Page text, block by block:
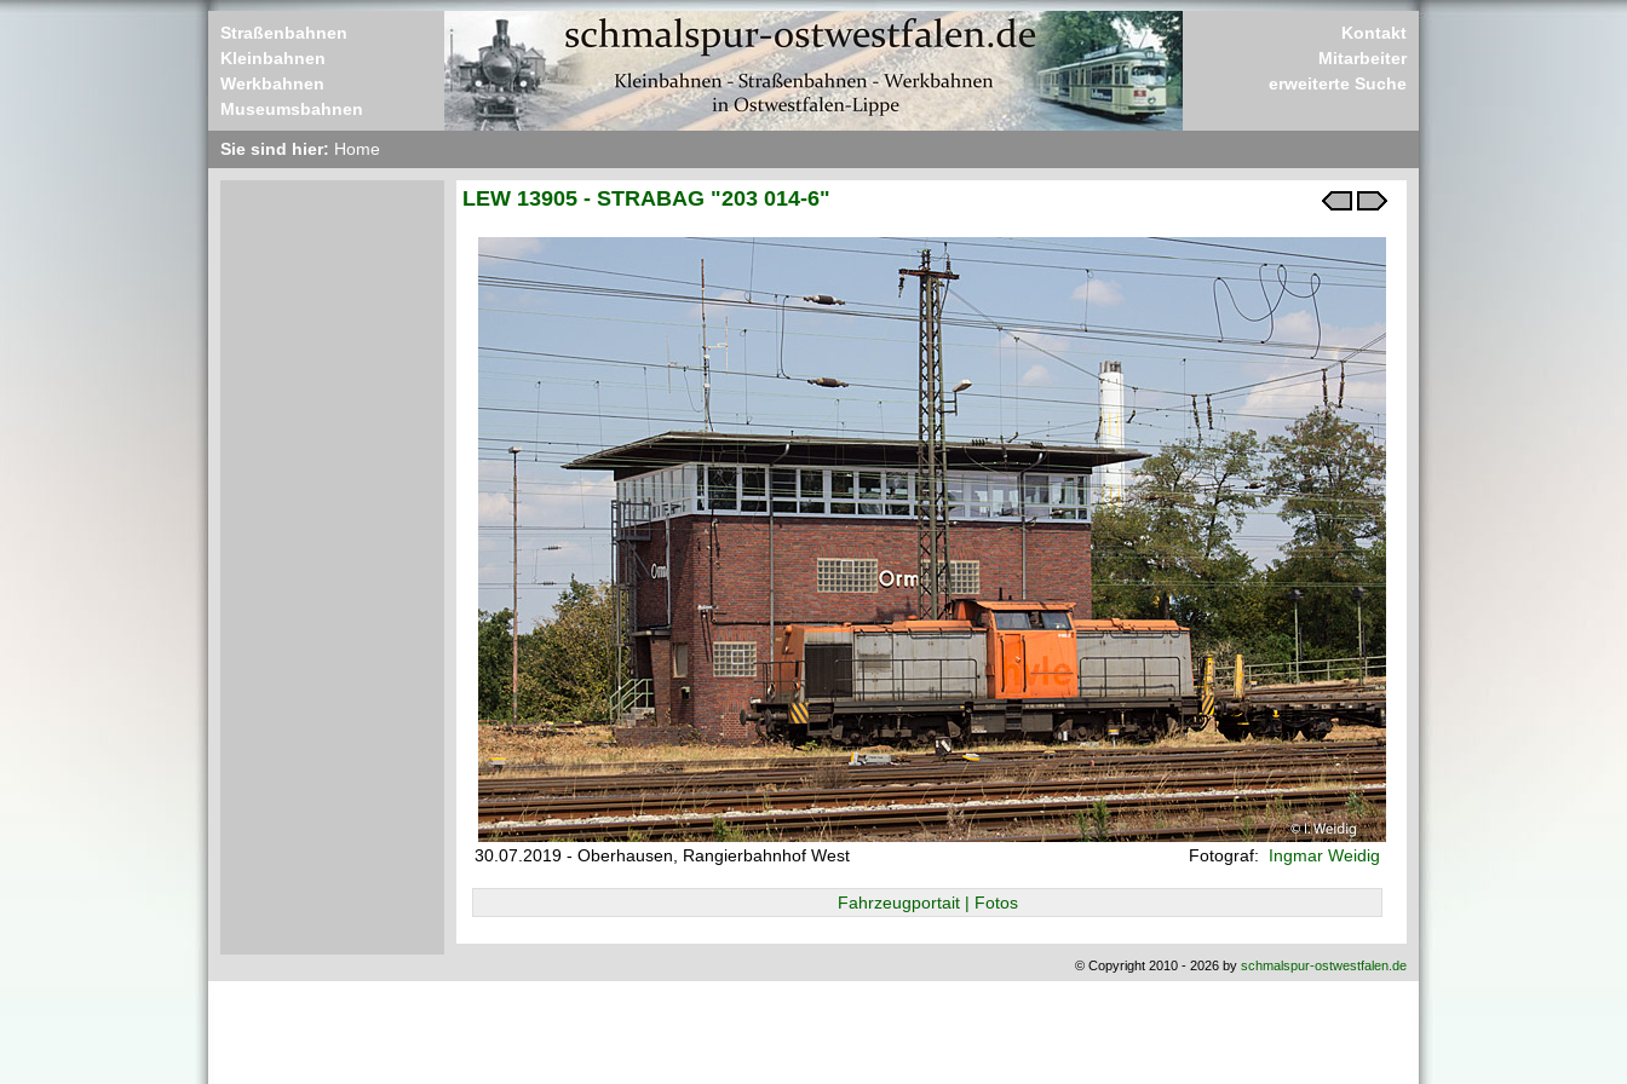
Straßenbahnen
Kleinbahnen
Werkbahnen
Museumsbahnen
Kontakt
Mitarbeiter
erweiterte Suche
Sie sind hier: Home
LEW 13905 - STRABAG "203 014-6"
30.07.2019 - Oberhausen, Rangierbahnhof West Fotograf: Ingmar Weidig
Fahrzeugportait | Fotos
© Copyright 2010 - 2026 by schmalspur-ostwestfalen.de